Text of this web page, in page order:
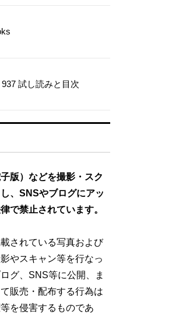
試し読みと目次
版）などを撮影・スク
、SNSやブログにアッ
で禁止されています。
されている写真および
やスキャン等を行なっ
グ、SNS等に公開、ま
販売・配布する行為は
を侵害するものであ